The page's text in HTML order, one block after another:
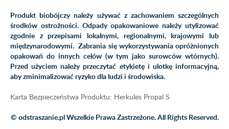
Produkt biobójczy należy używać z zachowaniem szczególnych
środków ostrożności. Odpady opakowaniowe należy utylizować
zgodnie z przepisami lokalnymi, regionalnymi, krajowymi lub
międzynarodowymi. Zabrania się wykorzystywania opróżnionych
opakowań do innych celów (w tym jako surowców wtórnych).
Przed użyciem należy przeczytać etykietę i ulotkę informacyjną,
aby zminimalizować ryzyko dla ludzi i środowiska.
Karta Bezpieczeństwa Produktu: Herkules Propal S
© odstraszanie.pl Wszelkie Prawa Zastrzeżone. All Rights Reserved.